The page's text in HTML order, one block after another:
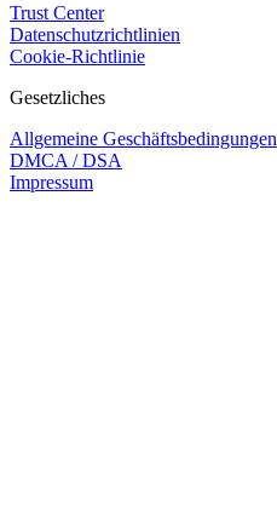
Trust Center
Datenschutzrichtlinien
Cookie-Richtlinie
Gesetzliches
Allgemeine Geschäftsbedingungen
DMCA / DSA
Impressum